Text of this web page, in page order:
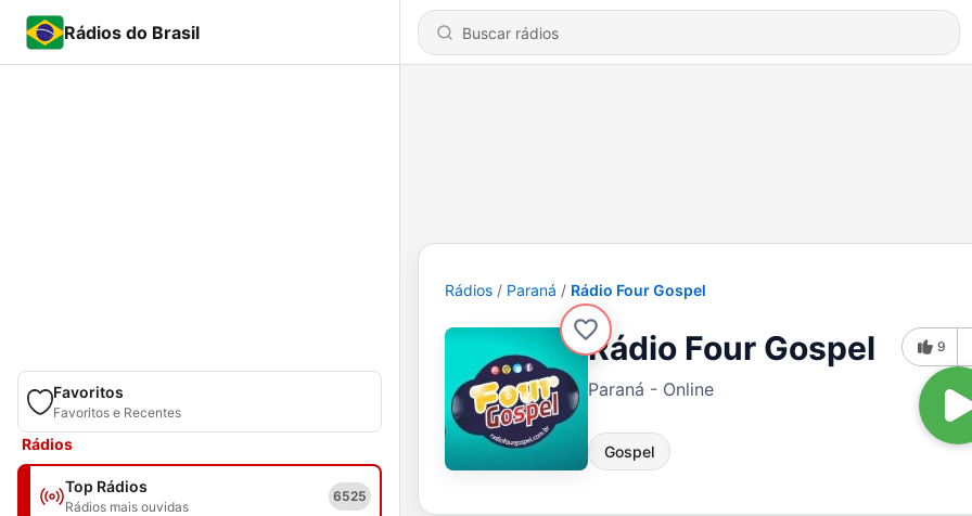
Rádios do Brasil
Favoritos
Favoritos e Recentes
Rádios
Top Rádios
Rádios mais ouvidas
6525
Rádios Paraná Rádio Four Gospel
Rádio Four Gospel
Paraná - Online
Gospel
9